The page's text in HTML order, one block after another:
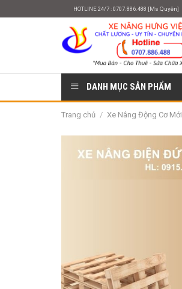
HOTLINE 24/7 : 0707.886.488 [Ms Quyên]
DANH MỤC SẢN PHẨM
Trang chủ / Xe Nâng Động Cơ Mới